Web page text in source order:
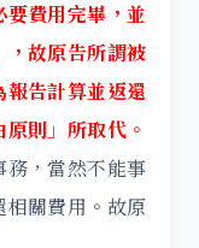
費用完畢，並
故原告所謂被
告計算並返還
則」所取代。
務，當然不能事
相關費用。故原